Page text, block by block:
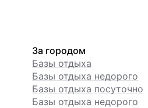
За городом
Базы отдыха
Базы отдыха недорого
Базы отдыха посуточно
Базы отдыха недорого